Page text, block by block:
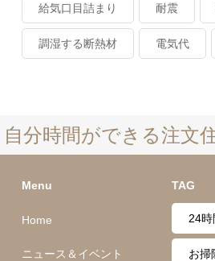
給気口目詰まり 耐震
調湿する断熱材 電気代
自分時間ができる注文
Menu
Home
ニュース＆イベント
TAG
24
お掃